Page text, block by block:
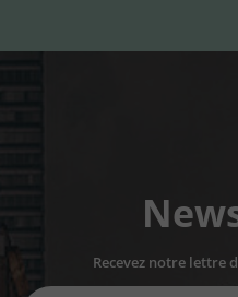
Recevez notre lettre